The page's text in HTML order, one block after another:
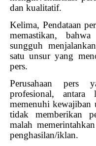
dan kualitatif.
Kelima, Pendataan
memastikan,
sungguh
satu unsur yang
pers.
Perusahaan pers
profesional,
memenuhi kewajiban
tidak memberikan
malah
penghasilan/iklan.